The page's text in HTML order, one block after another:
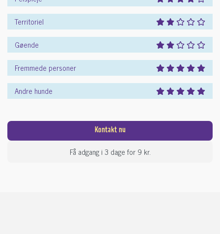
Territoriel
Gøende
Fremmede personer
Andre hunde
Kontakt nu
Få adgang i 3 dage for 9 kr.